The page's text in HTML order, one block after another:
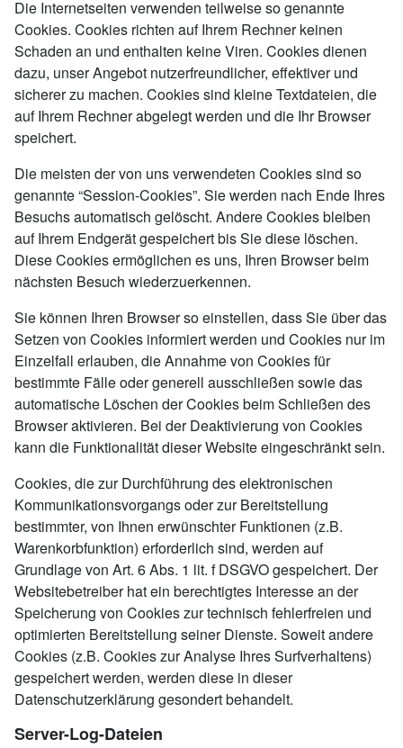
Die Internetseiten verwenden teilweise so genannte
Cookies. Cookies richten auf Ihrem Rechner keinen
Schaden an und enthalten keine Viren. Cookies dienen
dazu, unser Angebot nutzerfreundlicher, effektiver und
sicherer zu machen. Cookies sind kleine Textdateien, die
auf Ihrem Rechner abgelegt werden und die Ihr Browser
speichert.
Die meisten der von uns verwendeten Cookies sind so
genannte “Session-Cookies”. Sie werden nach Ende Ihres
Besuchs automatisch gelöscht. Andere Cookies bleiben
auf Ihrem Endgerät gespeichert bis Sie diese löschen.
Diese Cookies ermöglichen es uns, Ihren Browser beim
nächsten Besuch wiederzuerkennen.
Sie können Ihren Browser so einstellen, dass Sie über das
Setzen von Cookies informiert werden und Cookies nur im
Einzelfall erlauben, die Annahme von Cookies für
bestimmte Fälle oder generell ausschließen sowie das
automatische Löschen der Cookies beim Schließen des
Browser aktivieren. Bei der Deaktivierung von Cookies
kann die Funktionalität dieser Website eingeschränkt sein.
Cookies, die zur Durchführung des elektronischen
Kommunikationsvorgangs oder zur Bereitstellung
bestimmter, von Ihnen erwünschter Funktionen (z.B.
Warenkorbfunktion) erforderlich sind, werden auf
Grundlage von Art. 6 Abs. 1 lit. f DSGVO gespeichert. Der
Websitebetreiber hat ein berechtigtes Interesse an der
Speicherung von Cookies zur technisch fehlerfreien und
optimierten Bereitstellung seiner Dienste. Soweit andere
Cookies (z.B. Cookies zur Analyse Ihres Surfverhaltens)
gespeichert werden, werden diese in dieser
Datenschutzerklärung gesondert behandelt.
Server-Log-Dateien